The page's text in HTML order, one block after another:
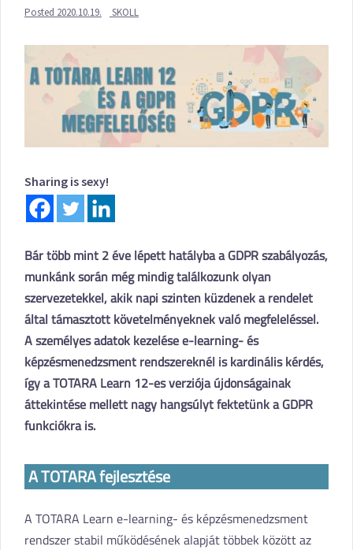
Posted 2020.10.19. SKOLL
Sharing is sexy!
Bár több mint 2 éve lépett hatályba a GDPR szabályozás,
munkánk során még mindig találkozunk olyan
szervezetekkel, akik napi szinten küzdenek a rendelet
által támasztott követelményeknek való megfeleléssel.
A személyes adatok kezelése e-learning- és
képzésmenedzsment rendszereknél is kardinális kérdés,
így a TOTARA Learn 12-es verziója újdonságainak
áttekintése mellett nagy hangsúlyt fektetünk a GDPR
funkciókra is.
A TOTARA fejlesztése
A TOTARA Learn e-learning- és képzésmenedzsment
rendszer stabil működésének alapját többek között az